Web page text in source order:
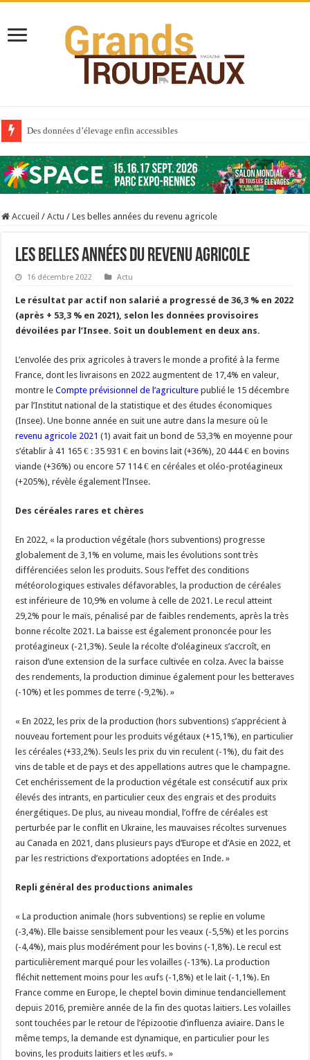
Des données d’élevage enfin accessibles
Au sommaire du premier numéro de 2025
Au sommaire de GTM 110
Aidez-nous à améliorer la santé de vos veaux !
Au sommaire de GTM 91
Prix du lait européen : la France résiste mieux
À l’est, un nouveau virus
Un été fructueux pour Lactalis
Accueil / Actu / Les belles années du revenu agricole
Les belles années du revenu agricole
16 décembre 2022 Actu
Le résultat par actif non salarié a progressé de 36,3 % en 2022
(après + 53,3 % en 2021), selon les données provisoires
dévoilées par l’Insee. Soit un doublement en deux ans.
L’envolée des prix agricoles à travers le monde a profité à la ferme
France, dont les livraisons en 2022 augmentent de 17,4% en valeur,
montre leCompte prévisionnel de l’agriculture publié le 15 décembre
par l’Institut national de la statistique et des études économiques
(Insee). Une bonne année en suit une autre dans la mesure où le
revenu agricole 2021 (1) avait fait un bond de 53,3% en moyenne pour
s’établir à 41 165 € : 35 931 € en bovins lait (+36%), 20 444 € en bovins
viande (+36%) ou encore 57 114 € en céréales et oléo-protéagineux
(+205%), révèle également l’Insee.
Des céréales rares et chères
En 2022, « la production végétale (hors subventions) progresse
globalement de 3,1% en volume, mais les évolutions sont très
différenciées selon les produits. Sous l’effet des conditions
météorologiques estivales défavorables, la production de céréales
est inférieure de 10,9% en volume à celle de 2021. Le recul atteint
29,2% pour le maïs, pénalisé par de faibles rendements, après la très
bonne récolte 2021. La baisse est également prononcée pour les
protéagineux (-21,3%). Seule la récolte d’oléagineux s’accroît, en
raison d’une extension de la surface cultivée en colza. Avec la baisse
des rendements, la production diminue également pour les betteraves
(-10%) et les pommes de terre (-9,2%). »
« En 2022, les prix de la production (hors subventions) s’apprécient à
nouveau fortement pour les produits végétaux (+15,1%), en particulier
les céréales (+33,2%). Seuls les prix du vin reculent (-1%), du fait des
vins de table et de pays et des appellations autres que le champagne.
Cet enchérissement de la production végétale est consécutif aux prix
élevés des intrants, en particulier ceux des engrais et des produits
énergétiques. De plus, au niveau mondial, l’offre de céréales est
perturbée par le conflit en Ukraine, les mauvaises récoltes survenues
au Canada en 2021, dans plusieurs pays d’Europe et d’Asie en 2022, et
par les restrictions d’exportations adoptées en Inde. »
Repli général des productions animales
« La production animale (hors subventions) se replie en volume
(-3,4%). Elle baisse sensiblement pour les veaux (-5,5%) et les porcins
(-4,4%), mais plus modérément pour les bovins (-1,8%). Le recul est
particulièrement marqué pour les volailles (-13%). La production
fléchit nettement moins pour les œufs (-1,8%) et le lait (-1,1%). En
France comme en Europe, le cheptel bovin diminue tendanciellement
depuis 2016, première année de la fin des quotas laitiers. Les volailles
sont touchées par le retour de l’épizootie d’influenza aviaire. Dans le
même temps, la demande est dynamique, en particulier pour les
bovins, les produits laitiers et les œufs. »